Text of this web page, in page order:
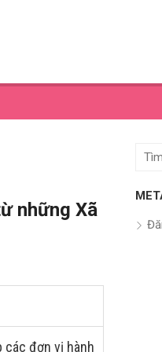
những Xã
đơn vị hành
Tìm
quả